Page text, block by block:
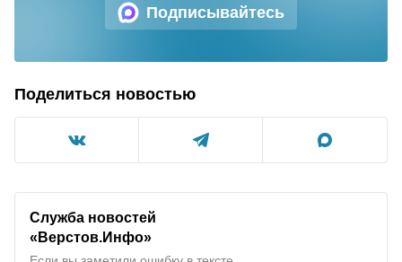
Подписывайтесь
Поделиться новостью
Служба новостей
«Верстов.Инфо»